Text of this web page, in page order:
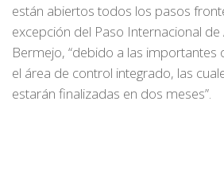
están abiertos todos los pasos
excepción del Paso Internacional de
Bermejo, “debido a las importantes
el área de control integrado, las
estarán finalizadas en dos meses”.